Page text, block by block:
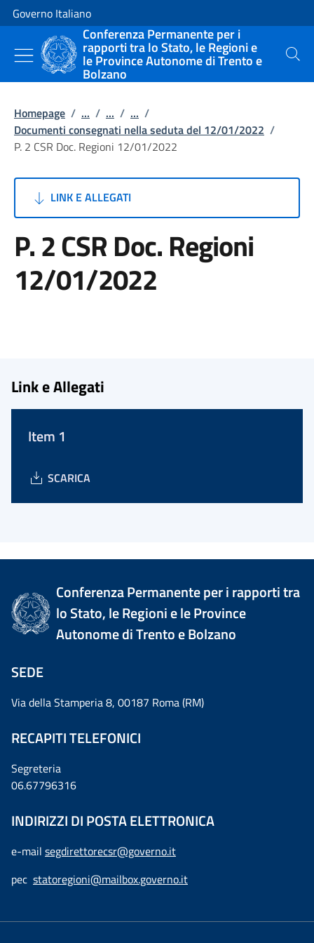
Vai al contenuto
Vai alla navigazione del sito
Governo Italiano
Conferenza Permanente per i
rapporti tra lo Stato, le Regioni e
le Province Autonome di Trento e
Bolzano
Cerca
Homepage / ... / ... / ... /
Documenti consegnati nella seduta del 12/01/2022 /
P. 2 CSR Doc. Regioni 12/01/2022
LINK E ALLEGATI
P. 2 CSR Doc. Regioni
12/01/2022
Link e Allegati
Item 1
SCARICA
Conferenza Permanente per i rapporti tra
lo Stato, le Regioni e le Province
Autonome di Trento e Bolzano
SEDE
Via della Stamperia 8, 00187 Roma (RM)
RECAPITI TELEFONICI
Segreteria
06.67796316
INDIRIZZI DI POSTA ELETTRONICA
e-mail segdirettorecsr@governo.it
pec statoregioni@mailbox.governo.it